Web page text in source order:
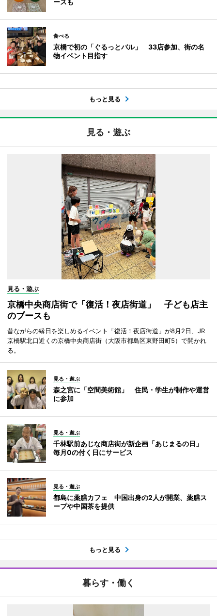
ースも
食べる
京橋で初の「ぐるっとバル」 33店参加、街の名
物イベント目指す
もっと見る
見る・遊ぶ
見る・遊ぶ
京橋中央商店街で「復活！夜店街道」 子ども店主
のブースも
昔ながらの縁日を楽しめるイベント「復活！夜店街道」が8月2日、JR
京橋駅北口近くの京橋中央商店街（大阪市都島区東野田町5）で開かれ
る。
見る・遊ぶ
森之宮に「空間美術館」 住民・学生が制作や運営
に参加
見る・遊ぶ
千林駅前あじな商店街が新企画「あじまるの日」
毎月0の付く日にサービス
見る・遊ぶ
都島に薬膳カフェ 中国出身の2人が開業、薬膳ス
ープや中国茶を提供
もっと見る
暮らす・働く